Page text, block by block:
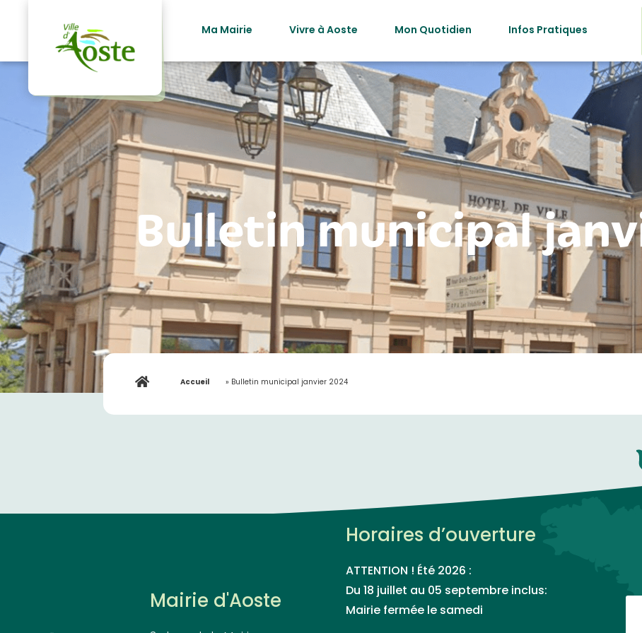
Ma Mairie
Vivre à Aoste Mon Quotidien Infos Pratiques
Bulletin municipal
Accueil » Bulletin municipal janvier 2024
Mairie d'Aoste
Horaires d’ouverture
ATTENTION ! Été 2026 :
Du 18 juillet au 05 septembre inclus:
Mairie fermée le samedi